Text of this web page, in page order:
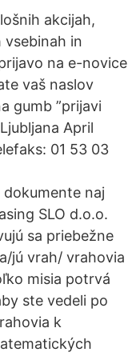
akcijah,
vsebinah in
na e-novice
vaš naslov
gumb ”prijavi
April
01 53 03
naj
SLO d.o.o.
sa priebežne
jú vrah/ vrahovia
misia potrvá
ste vedeli po
k